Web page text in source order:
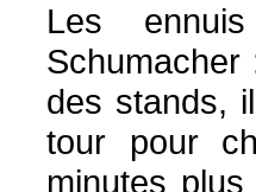
Les
des stands,
tour pour
minutes